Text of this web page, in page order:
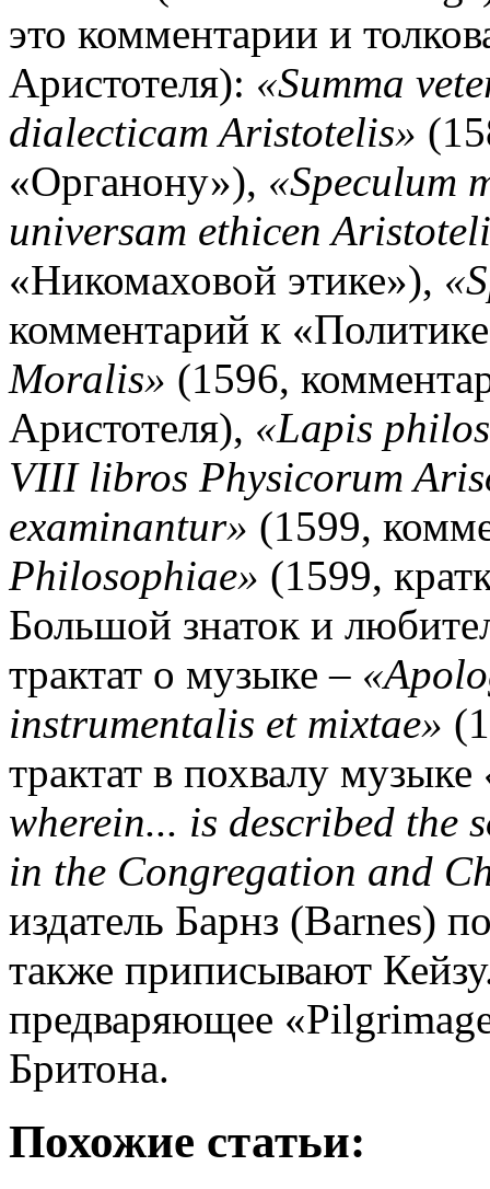
это комментарии и
Аристотеля): «Summa
dialecticam Aristotelis»
«Органону»), «Speculum
universam ethicen
«Никомаховой этике»),
комментарий к
Moralis» (1596,
Аристотеля), «Lapis
VIII libros Physicorum
examinantur» (1599,
Philosophiae» (1599,
Большой знаток и
трактат о музыке –
instrumentalis et mixtae»
трактат в похвалу музыке
wherein... is described the
in the Congregation and
издатель Барнз (Barnes)
также приписывают
предваряющее
Бритона.
Похожие статьи: